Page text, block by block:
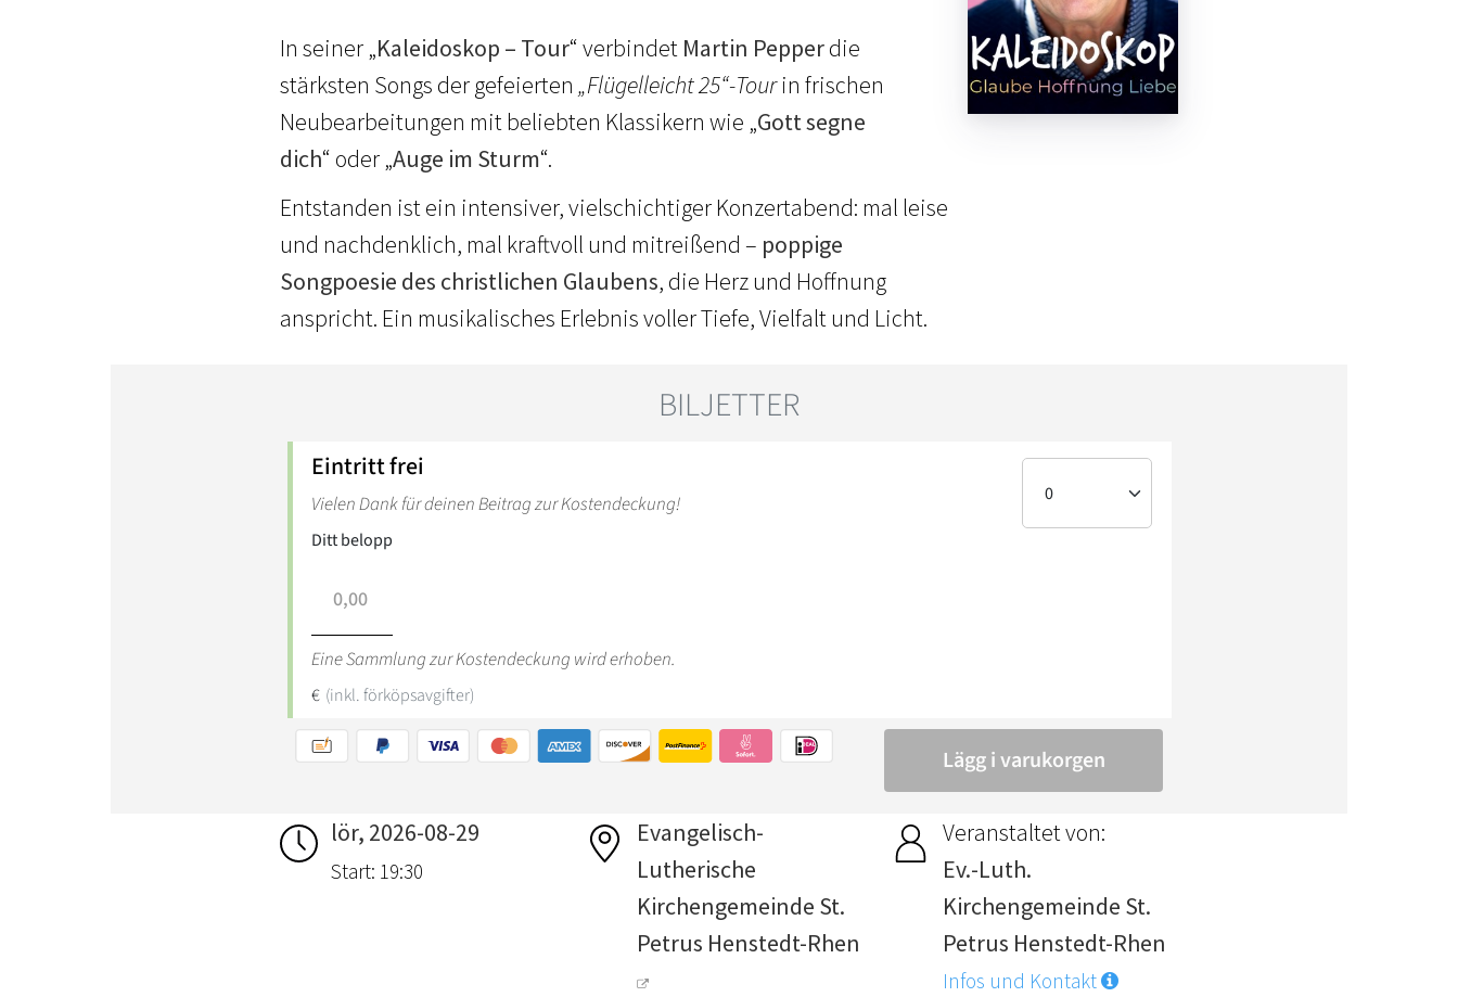
In seiner „Kaleidoskop – Tour“ verbindet Martin Pepperdie
stärksten Songs der gefeierten„Flügelleicht 25“-Tourin frischen
Neubearbeitungen mit beliebten Klassikern wie „Gott segne
dich“ oder „Auge im Sturm“.
Entstanden ist ein intensiver, vielschichtiger Konzertabend: mal leise
und nachdenklich, mal kraftvoll und mitreißend – poppige
Songpoesie des christlichen Glaubens, die Herz und Hoffnung
anspricht. Ein musikalisches Erlebnis voller Tiefe, Vielfalt und Licht.
lör, 2026-08-29
Start: 19:30
Evangelisch-
Lutherische
Kirchengemeinde St.
Petrus Henstedt-Rhen
Veranstaltet von:
Ev.-Luth.
Kirchengemeinde St.
Petrus Henstedt-Rhen
Infos und Kontakt